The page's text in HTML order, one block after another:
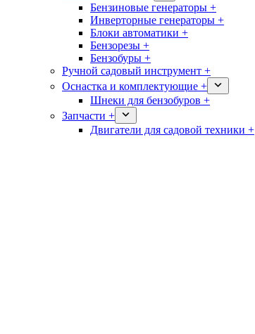
Бензиновые генераторы +
Инверторные генераторы +
Блоки автоматики +
Бензорезы +
Бензобуры +
Ручной садовый инструмент +
Оснастка и комплектующие +
Шнеки для бензобуров +
Запчасти +
Двигатели для садовой техники +